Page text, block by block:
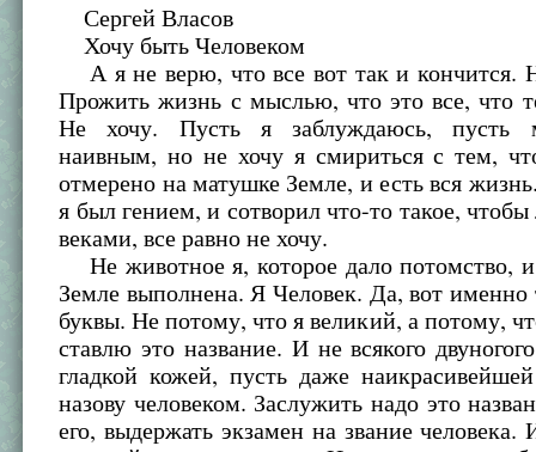
Сергей Власов
Хочу быть Человеком
А я не верю, что все вот так и кончится.
Прожить жизнь с мыслью, что это все, что
Не хочу. Пусть я заблуждаюсь, пусть
наивным, но не хочу я смириться с тем,
отмерено на матушке Земле, и есть вся
я был гением, и сотворил что-то такое,
веками, все равно не хочу.
Не животное я, которое дало потомство,
Земле выполнена. Я Человек. Да, вот именно
буквы. Не потому, что я великий, а потому,
ставлю это название. И не всякого
гладкой кожей, пусть даже
назову человеком. Заслужить надо это
его, выдержать экзамен на звание человека.